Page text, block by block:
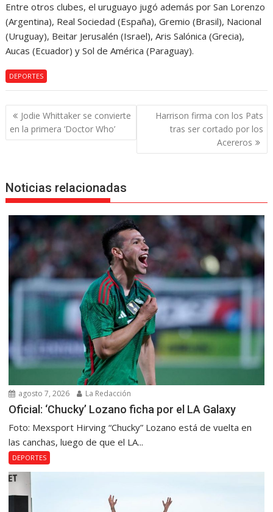
Entre otros clubes, el uruguayo jugó además por San Lorenzo
(Argentina), Real Sociedad (España), Gremio (Brasil), Nacional
(Uruguay), Beitar Jerusalén (Israel), Aris Salónica (Grecia),
Aucas (Ecuador) y Sol de América (Paraguay).
DEPORTES
Navegación
de
entradas
Jodie Whittaker se convierte
en la primera ‘Doctor Who’
Harrison firma con los Pats
tras ser cortado por los
Acereros
Noticias relacionadas
agosto 7, 2026 La Redacción
Oficial: ‘Chucky’ Lozano ficha por el LA Galaxy
Foto: Mexsport Hirving “Chucky” Lozano está de vuelta en
las canchas, luego de que el LA...
DEPORTES